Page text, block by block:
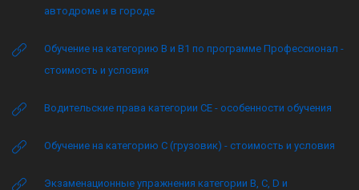
автодроме и в городе
Обучение на категорию B и B1 по программе Профессионал -
стоимость и условия
Водительские права категории CE - особенности обучения
Обучение на категорию C (грузовик) - стоимость и условия
Экзаменационные упражнения категории B, C, D и